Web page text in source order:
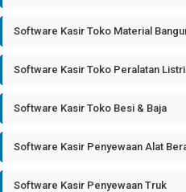
Software Kasir Toko Material
Software Kasir Toko Peralatan
Software Kasir Toko Besi & Baja
Software Kasir Penyewaan Alat
Software Kasir Penyewaan Truk